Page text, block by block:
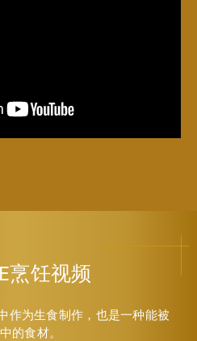
烹饪视频
作为生食制作，也是一种能被
的食材。